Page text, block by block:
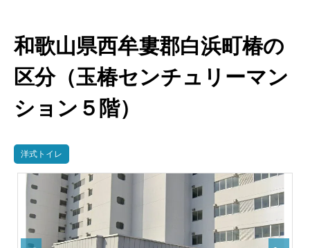
和歌山県西牟婁郡白浜町椿の
区分（玉椿センチュリーマン
ション５階）
洋式トイレ